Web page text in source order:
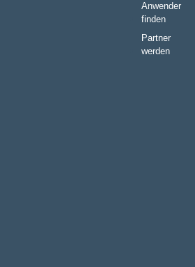
Anwender
finden
Partner
werden